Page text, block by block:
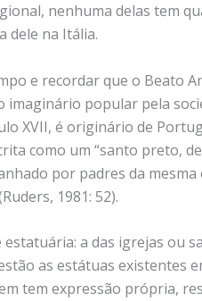
nenhuma delas tem
dele na Itália.
e recordar que o Beato
imaginário popular pela
XVII, é originário de
como um “santo preto,
por padres da mesma
1981: 52).
a das igrejas ou
as estátuas existentes
tem expressão própria,